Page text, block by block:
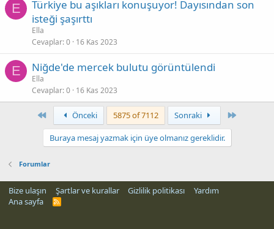
E
Türkiye bu aşıkları konuşuyor! Dayısından son
isteği şaşırttı
Ella
Cevaplar 0 16 Kas 2023
E Niğde'de mercek bulutu görüntülendi
Ella
Cevaplar 0 16 Kas 2023
Önceki 5875 of 7112 Sonraki
Buraya mesaj yazmak için üye olmanız gereklidir.
Forumlar
Bize ulaşın Şartlar ve kurallar Gizlilik politikası
Yardım
Ana sayfa
R